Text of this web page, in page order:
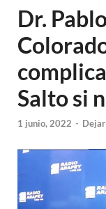
Dr.
Salto si
1 junio, 2022 -